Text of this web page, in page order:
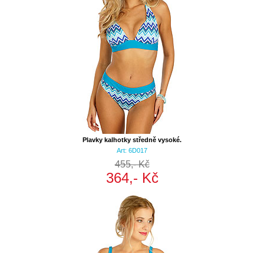
Plavky kalhotky středně vysoké.
Art: 6D017
455,- Kč
364,- Kč